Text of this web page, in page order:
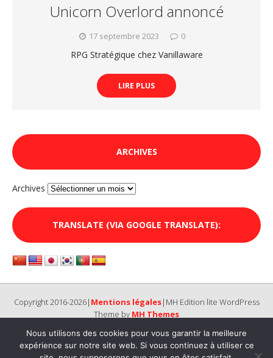
Unicorn Overlord annoncé
17 septembre 2023 0
RPG Stratégique chez Vanillaware
LIRE PLUS
ARCHIVES
Archives
TRANSLATE (VIA GOOGLE TRANSLATE):
Copyright 2016-2026| Mentions légales|MH Edition lite WordPress
Theme by MH Themes
Nous utilisons des cookies pour vous garantir la meilleure
expérience sur notre site web. Si vous continuez à utiliser ce